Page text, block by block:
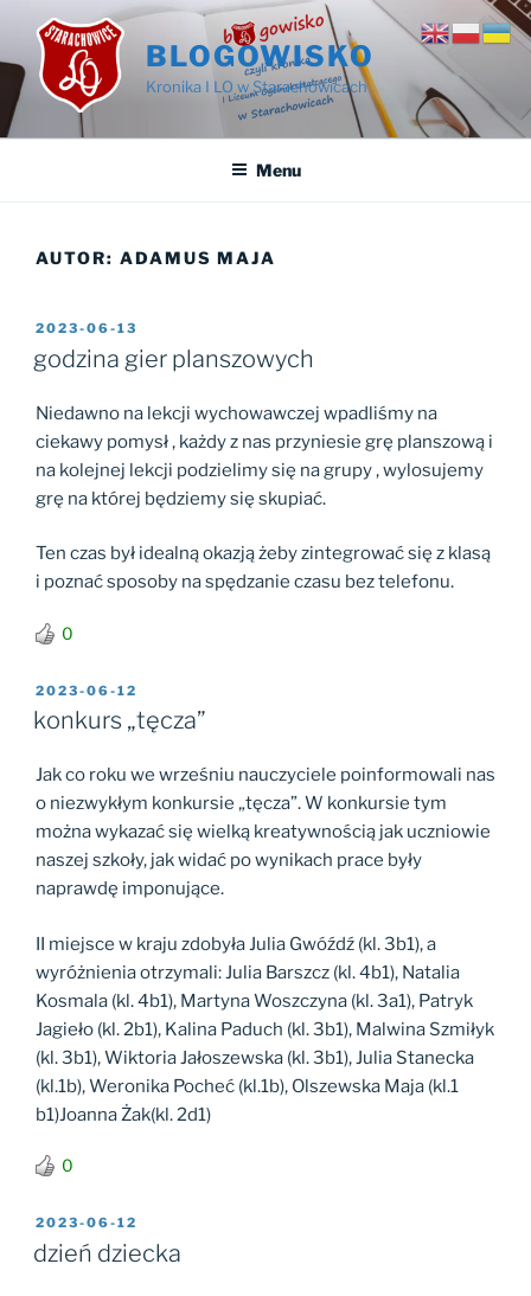
Przejdź
treści
BLOGOWISKO
Kronika I LO w Starachowicach
Menu
AUTOR: ADAMUS MAJA
OPUBLIKOWANE
2023-06-13
godzina gier planszowych
Niedawno na lekcji wychowawczej wpadliśmy na
ciekawy pomysł , każdy z nas przyniesie grę planszową i
na kolejnej lekcji podzielimy się na grupy , wylosujemy
grę na której będziemy się skupiać.
Ten czas był idealną okazją żeby zintegrować się z klasą
i poznać sposoby na spędzanie czasu bez telefonu.
0
OPUBLIKOWANE
W
2023-06-12
konkurs „tęcza”
Jak co roku we wrześniu nauczyciele poinformowali nas
o niezwykłym konkursie „tęcza”. W konkursie tym
można wykazać się wielką kreatywnością jak uczniowie
naszej szkoły, jak widać po wynikach prace były
naprawdę imponujące.
II miejsce w kraju zdobyła Julia Gwóźdź (kl. 3b1), a
wyróżnienia otrzymali: Julia Barszcz (kl. 4b1), Natalia
Kosmala (kl. 4b1), Martyna Woszczyna (kl. 3a1), Patryk
Jagieło (kl. 2b1), Kalina Paduch (kl. 3b1), Malwina Szmiłyk
(kl. 3b1), Wiktoria Jałoszewska (kl. 3b1), Julia Stanecka
(kl.1b), Weronika Pocheć (kl.1b), Olszewska Maja (kl.1
b1)Joanna Żak(kl. 2d1)
0
OPUBLIKOWANE
W
2023-06-12
dzień dziecka